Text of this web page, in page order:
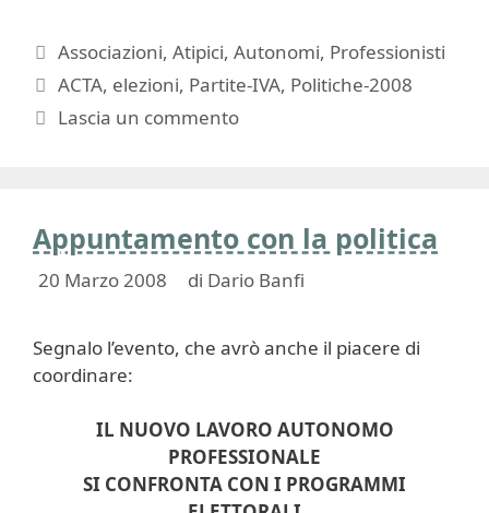
Categorie
Associazioni,Atipici,Autonomi, Professionisti
Tag
ACTA, elezioni, Partite-IVA, Politiche-2008
Lascia un commento
Appuntamento con la politica
20 Marzo 2008 di Dario Banfi
Segnalo l’evento, che avrò anche il piacere di
coordinare:
IL NUOVO LAVORO AUTONOMO
PROFESSIONALE
SI CONFRONTA CON I PROGRAMMI